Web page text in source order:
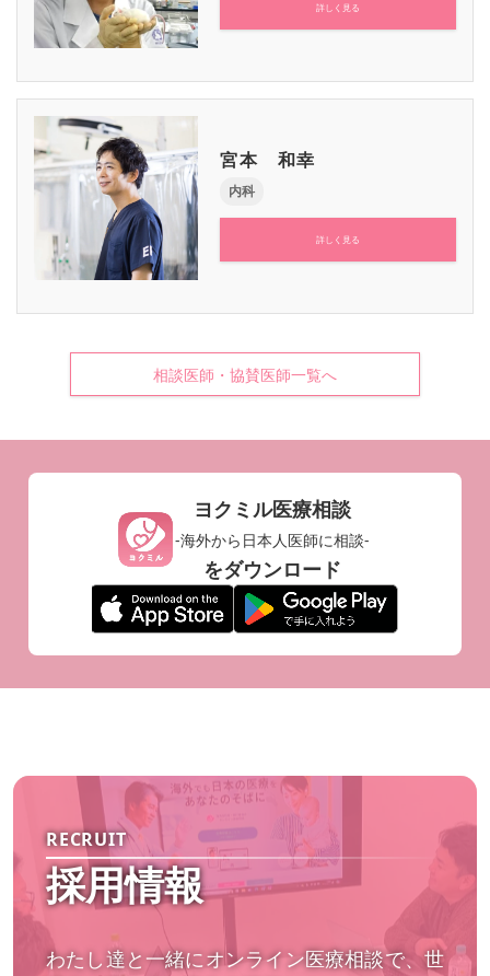
詳しく見る
宮本 和幸
内科
詳しく見る
相談医師・協賛医師一覧へ
ヨクミル医療相談
-海外から日本人医師に相談-
をダウンロード
RECRUIT
採用情報
わたし達と一緒にオンライン医療相談で、世